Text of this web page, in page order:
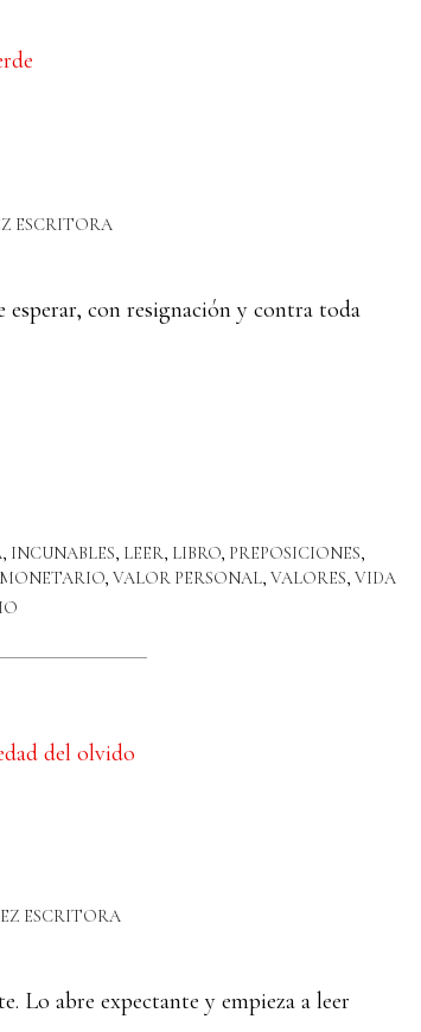
ESCRITORA
con resignación y contra toda
, INCUNABLES, LEER, LIBRO, PREPOSICIONES,
,VALOR PERSONAL,VALORES,VIDA
ESCRITORA
Lo abre expectante y empieza a leer